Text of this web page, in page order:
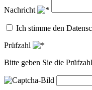
Nachricht
Ich stimme den
Prüfzahl
Bitte geben Sie die